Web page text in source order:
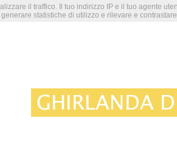
il traffico. Il tuo indirizzo IP e il tuo agente
statistiche di utilizzo e rilevare e